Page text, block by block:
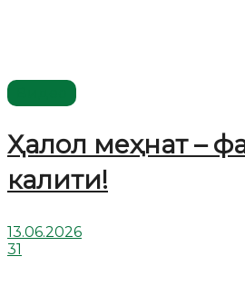
Ҳалол меҳнат –
калити!
13.06.2026
31